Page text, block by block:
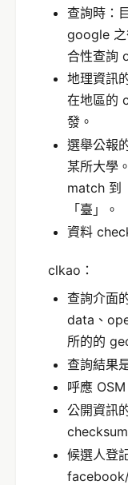
查詢時：
google 之
合性查詢
地理資訊
在地區的
發。
選舉公報
某所大學
match 到
「臺」。
資料
clkao：
查詢介面
data、
所的的
查詢結果
呼應 OSM
公開資訊
候選人登